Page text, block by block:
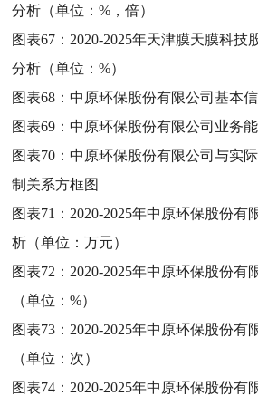
分析（单位：%，倍）
图表67： 2020-2025年天津膜天膜科技
分析（单位：%）
图表68：中原环保股份有限公司基本
图表69：中原环保股份有限公司业务
图表70：中原环保股份有限公司与实
制关系方框图
图表71： 2020-2025年中原环保股份有
析（单位：万元）
图表72： 2020-2025年中原环保股份有
（单位：%）
图表73： 2020-2025年中原环保股份有
（单位：次）
图表74： 2020-2025年中原环保股份有